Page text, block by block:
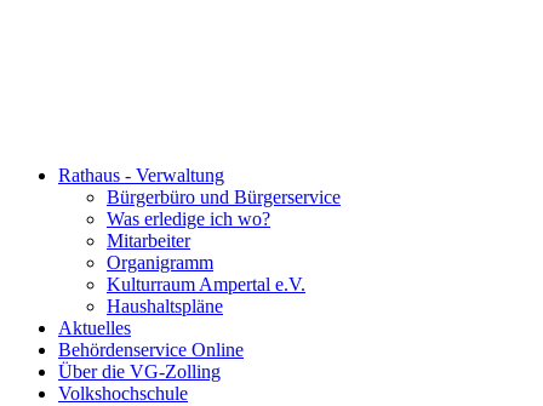
Rathaus - Verwaltung
Bürgerbüro und Bürgerservice
Was erledige ich wo?
Mitarbeiter
Organigramm
Kulturraum Ampertal e.V.
Haushaltspläne
Aktuelles
Behördenservice Online
Über die VG-Zolling
Volkshochschule